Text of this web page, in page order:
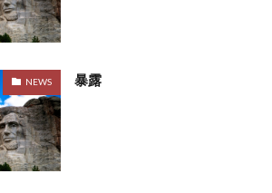
NEWS 暴露